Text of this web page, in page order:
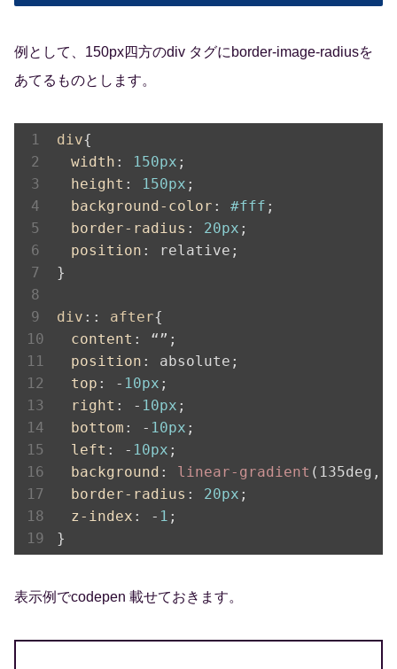
例として、150px四方のdiv タグにborder-image-radiusを
あてるものとします。
div{
width : 150px ;
height : 150px ;
background-color : #fff ;
border-radius : 20px ;
position : relative;
}
div :: after{
content : “”;
position : absolute;
top : - 10px ;
right : - 10px ;
bottom : - 10px ;
left : - 10px ;
background : linear-gradient (135deg,
border-radius : 20px ;
z-index : - 1 ;
}
表示例でcodepen 載せておきます。